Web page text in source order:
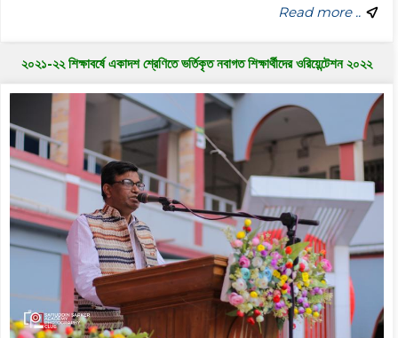
Read more ..
২০২১-২২ শিক্ষাবর্ষে একাদশ শ্রেণিতে ভর্তিকৃত নবাগত শিক্ষার্থীদের ওরিয়েন্টেশন ২০২২